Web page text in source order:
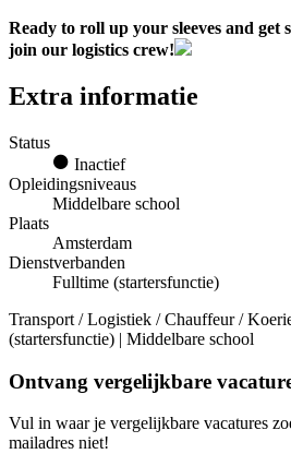
Ready to roll up your sleeves and get
join our logistics crew!
Extra informatie
Status
Inactief
Opleidingsniveaus
Middelbare school
Plaats
Amsterdam
Dienstverbanden
Fulltime (startersfunctie)
Transport / Logistiek / Chauffeur /
(startersfunctie) | Middelbare school
Ontvang vergelijkbare
Vul in waar je vergelijkbare vacatures
mailadres niet!